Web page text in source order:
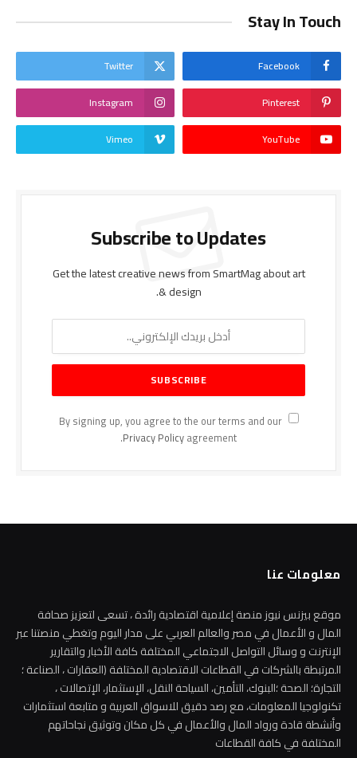
Stay In Touch
Facebook
Twitter
Pinterest
Instagram
YouTube
Vimeo
Subscribe to Updates
Get the latest creative news from SmartMag about art
& design.
By signing up, you agree to the our terms and our
Privacy Policyagreement.
معلومات عنا
موقع بيزنس نيوز منصة إعلامية اقتصادية رائدة ، تسعى لتعزيز صحافة
المال و الأعمال في مصر والعالم العربي على مدار اليوم وتغطي منصتنا عبر
الإنترنت و وسائل التواصل الاجتماعي المختلفة كافة الأخبار والتقارير
المرتبطة بالشركات في القطاعات الاقتصادية المختلفة (العقارات ، الصناعة ؛
التجارة؛ الصحة ؛البنوك، التأمين، السياحة النقل، الإستثمار، الإتصالات ،
تكنولوجيا المعلومات، مع رصد دقيق للاسواق العربية و متابعة استثمارات
وأنشطة قادة ورواد المال والأعمال في كل مكان وتوثيق نجاحاتهم
المختلفة في كافة القطاعات